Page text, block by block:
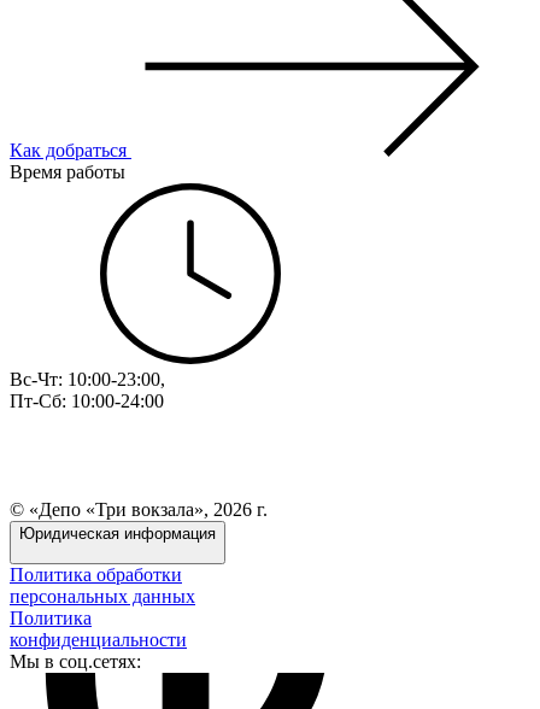
Как добраться
Время работы
Вс-Чт: 10:00-23:00,
Пт-Сб: 10:00-24:00
© «Депо «Три вокзала», 2026 г.
Юридическая информация
Политика обработки
персональных данных
Политика
конфиденциальности
Мы в соц.сетях: